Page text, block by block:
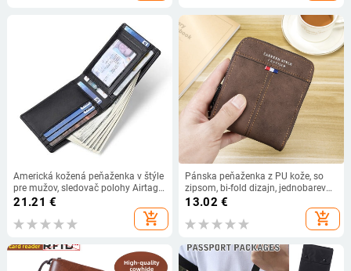
Americká kožená peňaženka v štýle
pre mužov, sledovač polohy Airtag,
antimagnetická, proti krádeži,
pruhovaný vzor, domáce použitie,
oranžová, modrá
21.21 €
add_shopping_cart
Pánska peňaženka z PU kože, so
zipsom, bi-fold dizajn, jednobarevný
vzor, jar 2025
13.02 €
add_shopping_cart